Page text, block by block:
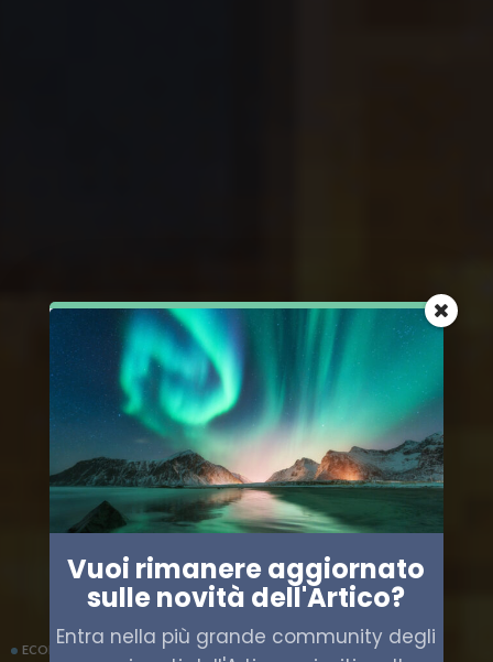
ECONOMIA SHIPPING
Vuoi rimanere aggiornato
sulle novità dell'Artico?
Entra nella più grande community degli